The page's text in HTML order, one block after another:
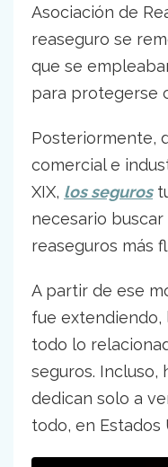
Asociación de
reaseguro se
que se
para protegerse
Posteriormente,
comercial e
XIX, los seguros
necesario
reaseguros más
A partir de ese
fue extendiendo,
todo lo
seguros. Incluso,
dedican solo a
todo, en Estados